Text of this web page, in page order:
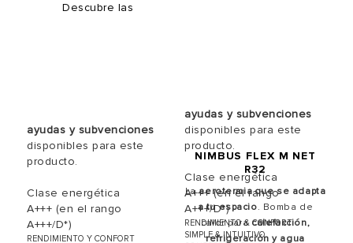
Descubre las
ayudas y subvenciones
disponibles para este
producto.
Clase energética
A+++ (en el rango
A+++/D*)
RENDIMIENTO Y CONFORT
ayudas y subvenciones
disponibles para este
producto.
Clase energética
A+++ (en el rango
A+++/D*)
RENDIMIENTO & CONFORT
SIMPLE & INTUITIVO
NIMBUS FLEX M NET
R32
Laaerotermia que se adapta
a tu espacio. Bomba de
calor para calefacción,
refrigeración y agua